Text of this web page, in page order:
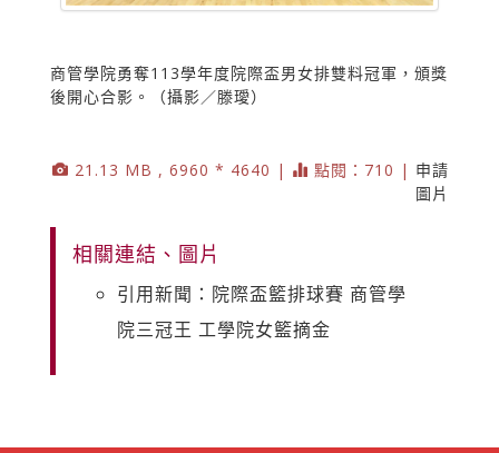
商管學院勇奪113學年度院際盃男女排雙料冠軍，頒獎
後開心合影。（攝影／滕璦）
21.13 MB , 6960 * 4640 | 點閱：710 | 申請
圖片
相關連結、圖片
引用新聞：院際盃籃排球賽 商管學
院三冠王 工學院女籃摘金